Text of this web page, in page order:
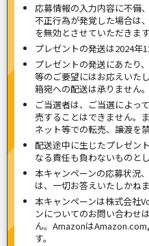
応募情報の入力内容に不備
不正行為が発覚した場合は
を無効とさせていただきます
プレゼントの発送は2024年
プレゼントの発送にあたり
等のご要望にはお応えいた
箱宛への配送は承りません。
ご当選者は、ご当選によっ
売することはできません。
ネット等での転売、譲渡を
配送途中に生じたプレゼン
なる責任も負わないものとし
本キャンペーンの応募状況
は、一切お答えいたしかね
本キャンペーンは株式会社
ンについてのお問い合わせ
ん。Amazonは
す。